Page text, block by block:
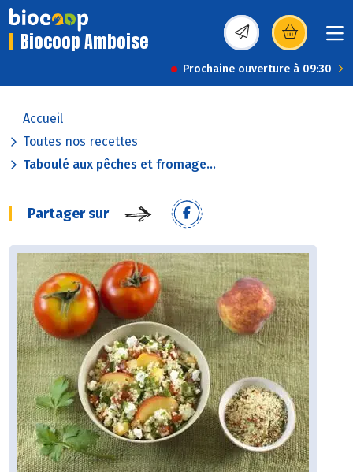
Biocoop Amboise (s’ouvre dans une
Prochaine ouverture à 09:30
Accueil
Toutes nos recettes
Taboulé aux pêches et fromage...
Partager sur